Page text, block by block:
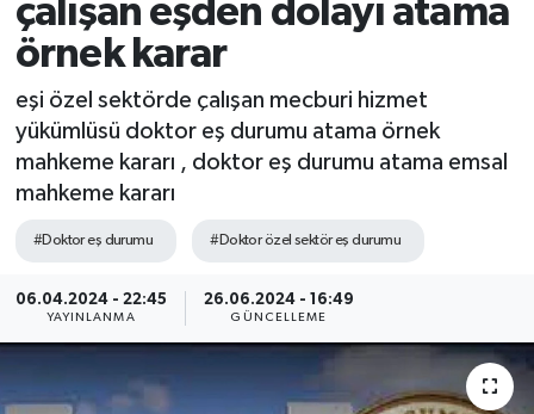
çalışan eşden dolayı atama
örnek karar
eşi özel sektörde çalışan mecburi hizmet
yükümlüsü doktor eş durumu atama örnek
mahkeme kararı , doktor eş durumu atama emsal
mahkeme kararı
#Doktor eş durumu #Doktor özel sektör eş durumu
06.04.2024 - 22:45
YAYINLANMA
26.06.2024 - 16:49
GÜNCELLEME